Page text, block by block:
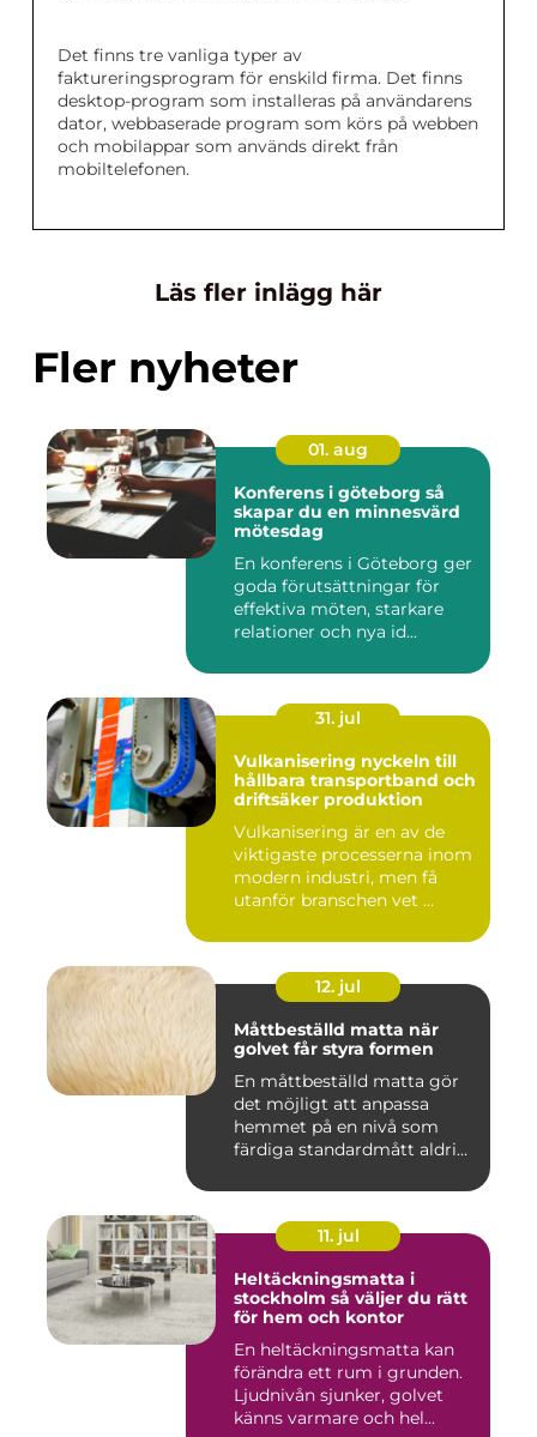
Det finns tre vanliga typer av
faktureringsprogram för enskild firma. Det finns
desktop-program som installeras på användarens
dator, webbaserade program som körs på webben
och mobilappar som används direkt från
mobiltelefonen.
Läs fler inlägg här
Fler nyheter
01. aug
Konferens i göteborg så
skapar du en minnesvärd
mötesdag
En konferens i Göteborg ger
goda förutsättningar för
effektiva möten, starkare
relationer och nya id...
31. jul
Vulkanisering nyckeln till
hållbara transportband och
driftsäker produktion
Vulkanisering är en av de
viktigaste processerna inom
modern industri, men få
utanför branschen vet ...
12. jul
Måttbeställd matta när
golvet får styra formen
En måttbeställd matta gör
det möjligt att anpassa
hemmet på en nivå som
färdiga standardmått aldrig
11. jul
Heltäckningsmatta i
stockholm så väljer du rätt
för hem och kontor
En heltäckningsmatta kan
förändra ett rum i grunden.
Ljudnivån sjunker, golvet
känns varmare och hel...